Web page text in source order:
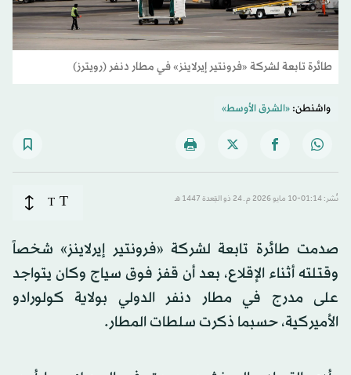
طائرة تابعة لشركة «فرونتير إيرلاينز» في مطار دنفر (رويترز)
واشنطن:«الشرق الأوسط»
نُشر: 01:14-10 مايو 2026 م ـ 24 ذو القِعدة 1447 هـ T
T
صدمت طائرة تابعة لشركة «فرونتير إيرلاينز» شخصاً
وقتلته أثناء الإقلاع، بعد أن قفز فوق سياج وكان يتواجد
على مدرج في مطار دنفر الدولي بولاية كولورادو
الأميركية، حسبما ذكرت سلطات المطار.